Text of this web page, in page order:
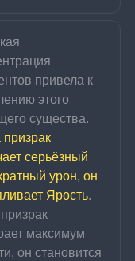
привела к
этого
существа.
призрак
серьёзный
урон, он
Ярость.
максимум
он становится